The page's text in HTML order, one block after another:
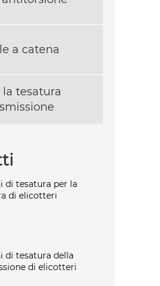
a catena
tesatura
di tesatura per la
di elicotteri
di tesatura della
di elicotteri